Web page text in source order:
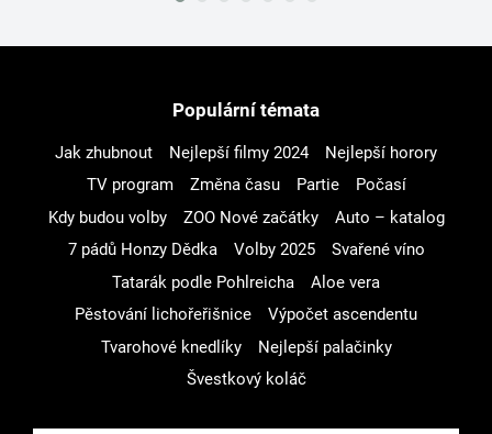
Populární témata
Jak zhubnout Nejlepší filmy 2024
Nejlepší horory
TV program
Změna času Partie
Počasí
Kdy budou volby
ZOO Nové začátky
Auto – katalog
7 pádů Honzy Dědka
Volby 2025
Svařené víno
Tatarák podle Pohlreicha
Aloe vera
Pěstování lichořeřišnice
Výpočet ascendentu
Tvarohové knedlíky
Nejlepší palačinky
Švestkový koláč